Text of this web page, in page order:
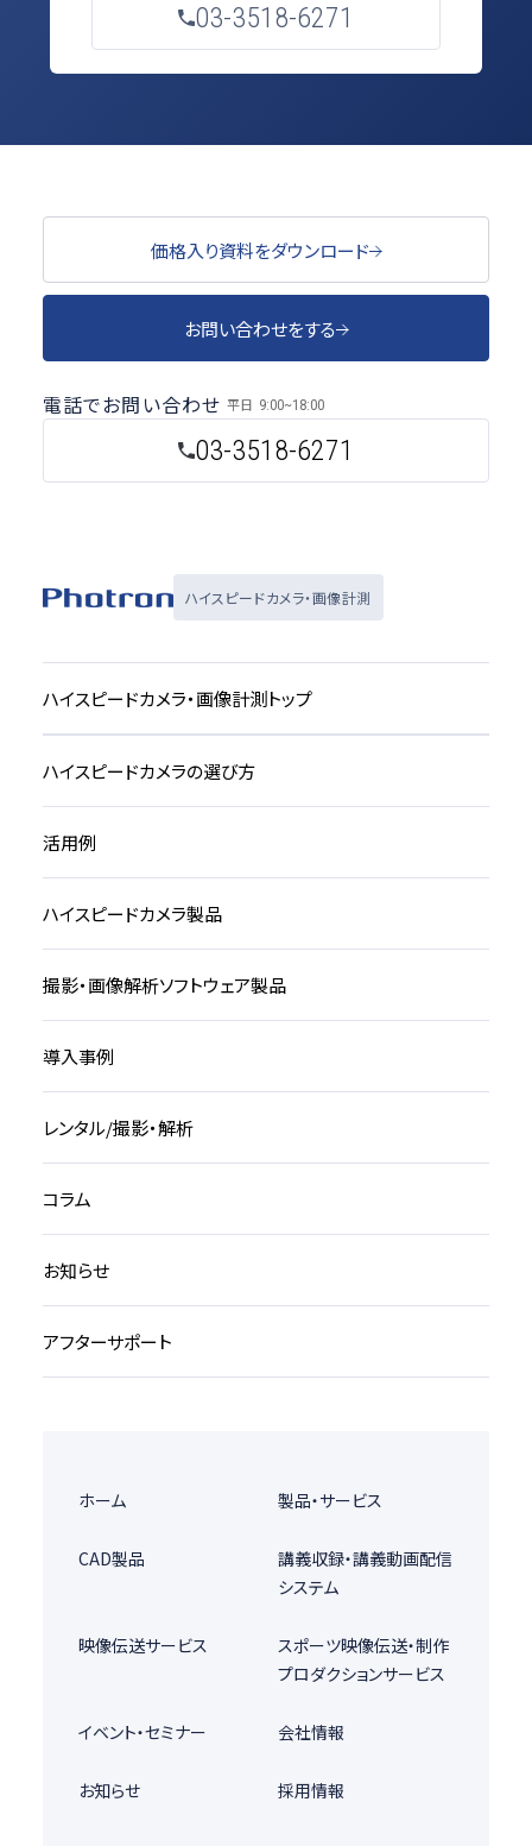
03-3518-6271
価格入り資料をダウンロード
お問い合わせをする
03-3518-6271
電話でお問い合わせ 平日 9:00~18:00
ハイスピードカメラ・画像計測
ハイスピードカメラ・画像計測トップ
ハイスピードカメラの選び方
活用例
ハイスピードカメラ製品
撮影・画像解析ソフトウェア製品
導入事例
レンタル/撮影・解析
コラム
お知らせ
アフターサポート
ホーム 製品・サービス
CAD製品
講義収録・講義動画配信
システム
映像伝送サービス
スポーツ映像伝送・制作
プロダクションサービス
イベント・セミナー 会社情報
お知らせ 採用情報